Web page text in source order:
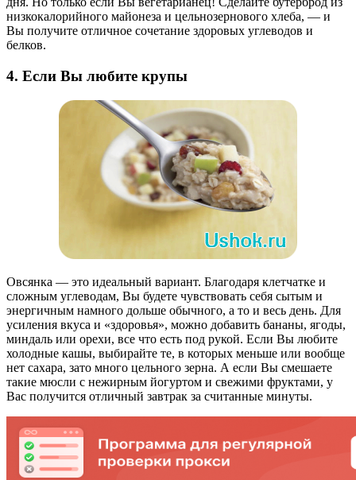
низкокалорийного майонеза и цельнозернового хлеба, — и
Вы получите отличное сочетание здоровых углеводов и
белков.
4. Если Вы любите крупы
Овсянка — это идеальный вариант. Благодаря клетчатке и
сложным углеводам, Вы будете чувствовать себя сытым и
энергичным намного дольше обычного, а то и весь день. Для
усиления вкуса и «здоровья», можно добавить бананы, ягоды,
миндаль или орехи, все что есть под рукой. Если Вы любите
холодные кашы, выбирайте те, в которых меньше или вообще
нет сахара, зато много цельного зерна. А если Вы смешаете
такие мюсли с нежирным йогуртом и свежими фруктами, у
Вас получится отличный завтрак за считанные минуты.